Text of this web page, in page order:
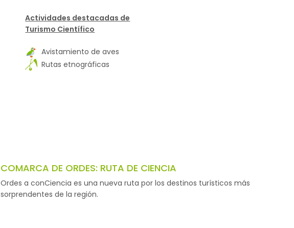
Actividades destacadas de
Turismo Científico
Avistamiento de aves
Rutas etnográficas
COMARCA DE ORDES: RUTA DE CIENCIA
Ordes a conCiencia es una nueva ruta por los destinos turísticos más
sorprendentes de la región.